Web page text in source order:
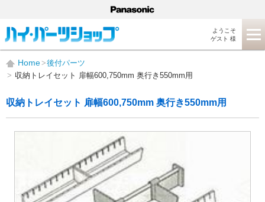
ようこそ
ゲスト 様
Home
後付パーツ
収納トレイセット 扉幅600,750mm 奥行き550mm用
収納トレイセット 扉幅600,750mm 奥行き550mm用